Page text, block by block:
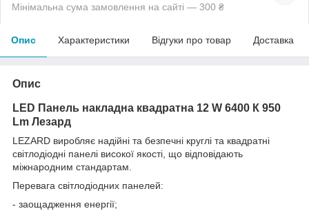
Мінімальна сума замовлення на сайті — 300 ₴
Опис Характеристики Відгуки про товар Доставка
Опис
LED Панель накладна квадратна 12 W 6400 К 950
Lm Лезард
LEZARD виробляє надійні та безпечні круглі та квадратні
світлодіодні панелі високої якості, що відповідають
міжнародним стандартам.
Перевага світлодіодних панелей:
- заощадження енергії;